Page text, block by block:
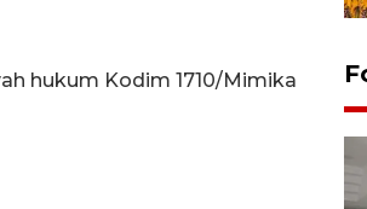
hukum Kodim 1710/Mimika